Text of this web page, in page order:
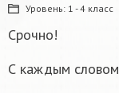
Уровень: 1 - 4 класс
Срочно!
С каждым